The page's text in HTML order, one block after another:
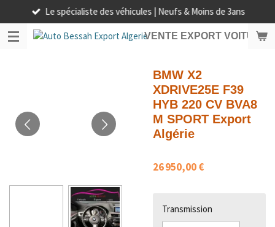
Passer
au
contenu
VENTE EXPORT VOITURE
Le spécialiste des véhicules | Neufs & Moins de 3ans
BMW X2
XDRIVE25E F39
HYB 220 CV BVA8
M SPORT Export
Algérie
26 950,00 €
Transmission